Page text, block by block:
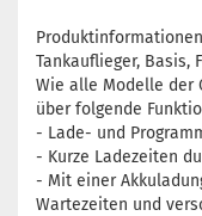
Tankauflieger, Basis,
Wie alle Modelle der
über folgende
- Lade- und
- Kurze Ladezeiten
- Mit einer
Wartezeiten und